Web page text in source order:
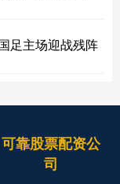
足主场迎战残阵
可靠股票配资公
司